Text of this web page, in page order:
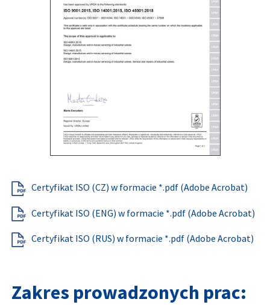
Certyfikat ISO (CZ) w formacie *.pdf (Adobe Acrobat)
Certyfikat ISO (ENG) w formacie *.pdf (Adobe Acrobat)
Certyfikat ISO (RUS) w formacie *.pdf (Adobe Acrobat)
Zakres prowadzonych prac: